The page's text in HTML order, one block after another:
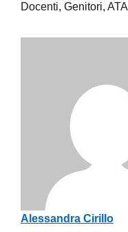
Docenti, Genitori, ATA
Alessandra Cirillo